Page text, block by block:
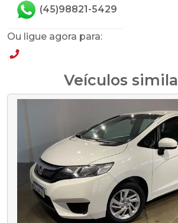
(45)98821-5429
Ou ligue agora para:
Veículos